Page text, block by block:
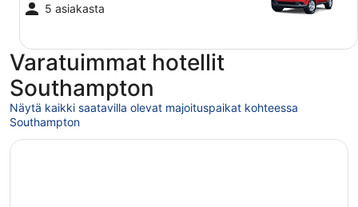
5 asiakasta
Varatuimmat hotellit
Southampton
Näytä kaikki saatavilla olevat majoituspaikat kohteessa
Southampton
Avautuu uuteen ikkunaan
Leonardo Hotel Southampton